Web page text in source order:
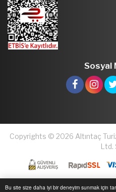
Bu site size daha iyi bir deneyim sunmak için
Sosyal
Copyrights © 2026 Altıntaç
Ltd.